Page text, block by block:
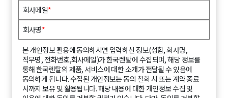
회사메일*
회사명*
본 개인정보 활용에 동의하시면 입력하신 정보(성함, 회사명,
직무명, 전화번호,회사메일)가 한국렌탈에 수집되며, 해당 정보를
통해 한국렌탈의 제품, 서비스에 대한 소개가 전달될 수 있음에
동의하게 됩니다. 수집된 개인정보는 동의 철회 시 또는 계약 종료
시까지 보유 및 활용됩니다. 해당 내용에 대한 개인정보 수집 및